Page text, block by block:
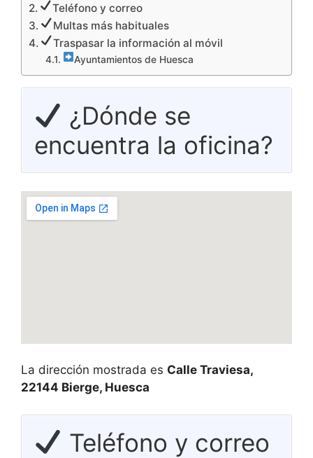
Teléfono y correo
Multas más habituales
Traspasar la información al móvil
Ayuntamientos de Huesca
¿Dónde se
encuentra la oficina?
La dirección mostrada es Calle Traviesa,
22144 Bierge, Huesca
Teléfono y correo